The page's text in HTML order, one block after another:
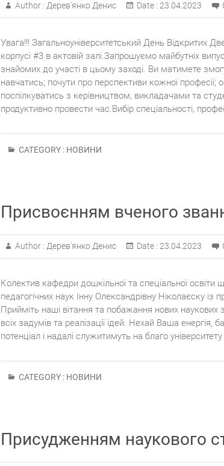
Author : Дерев'янко Денис Date : 23.04.2023
Увага!!! Загальноуніверситетський День Відкритих
корпусі #3 в актовій залі.Запрошуємо майбутніх
знайомих до участі в цьому заході. Ви матимете
навчатись; почути про перспективи кожної
поспілкуватись з керівництвом, викладачами та
продуктивно провести час.Вибір спеціальності,
CATEGORY : НОВИНИ
Присвоєнням вченого
Author : Дерев'янко Денис Date : 23.04.2023
Колектив кафедри дошкільної та спеціальної освіти
педагогічних наук Інну Олександрівну Ніколаєску
Прийміть наші вітання та побажання нових наукових
всіх задумів та реалізації ідей. Нехай Ваша енергія,
потенціал і надалі служитимуть на благо
CATEGORY : НОВИНИ
Присудженням наукового